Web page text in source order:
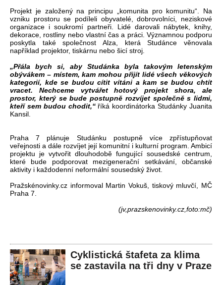
Projekt je založený na principu „komunita pro komunitu“. Na
vzniku prostoru se podíleli obyvatelé, dobrovolníci, neziskové
organizace i soukromí partneři. Lidé darovali nábytek, knihy,
dekorace, rostliny nebo vlastní čas a práci. Významnou podporu
poskytla také společnost Alza, která Studánce věnovala
například projektor, tiskárnu nebo šicí stroj.
„Přála bych si, aby Studánka byla takovým letenským
obývákem – místem, kam mohou přijít lidé všech věkových
kategorií, kde se budou cítit vítáni a kam se budou chtít
vracet. Nechceme vytvářet hotový projekt shora, ale
prostor, který se bude postupně rozvíjet společně s lidmi,
kteří sem budou chodit,“říká koordinátorka Studánky Juanita
Kansil.
Praha 7 plánuje Studánku postupně více zpřístupňovat
veřejnosti a dále rozvíjet její komunitní i kulturní program. Ambicí
projektu je vytvořit dlouhodobě fungující sousedské centrum,
které bude podporovat mezigenerační setkávání, občanské
aktivity i každodenní neformální sousedský život.
Pražskénovinky.cz informoval Martin Vokuš, tiskový mluvčí, MČ
Praha 7.
(jv,prazskenovinky.cz,foto:mč)
Cyklistická štafeta za klima
se zastavila na tři dny v Praze